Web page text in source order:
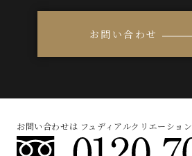
お問い合わせ
お問い合わせは フュディアルクリエーション